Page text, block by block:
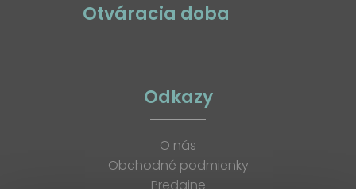
Otváracia doba
Odkazy
O nás
Obchodné podmienky
Predajne